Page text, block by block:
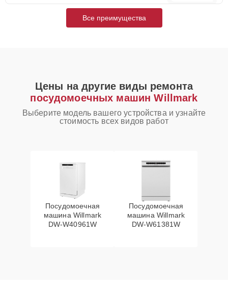
Все преимущества
Цены на другие виды ремонта
посудомоечных машин Willmark
Выберите модель вашего устройства и узнайте
стоимость всех видов работ
Посудомоечная
машина Willmark
DW-W40961W
Посудомоечная
машина Willmark
DW-W61381W